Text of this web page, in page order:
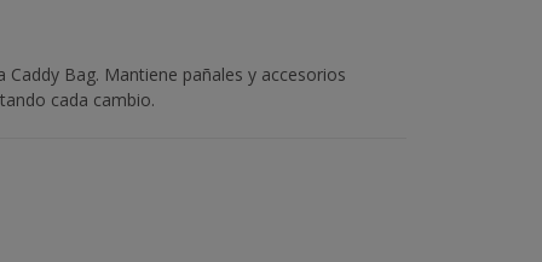
Bag. Mantiene pañales y accesorios
cada cambio.